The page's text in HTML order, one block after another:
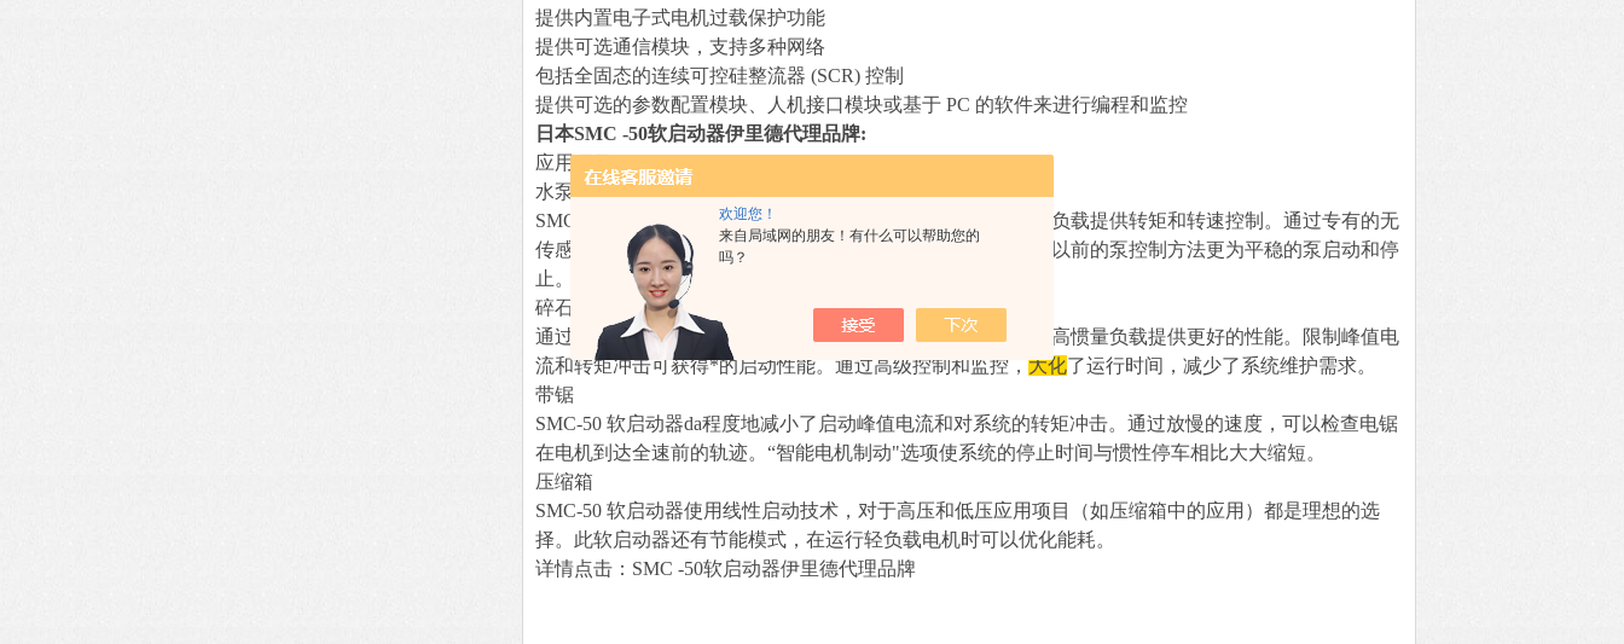
欢迎您！
来自局域网的朋友！有什么可以帮助您的
吗？
提供内置电子式电机过载保护功能
提供可选通信模块，支持多种网络
包括全固态的连续可控硅整流器 (SCR) 控制
提供可选的参数配置模块、人机接口模块或基于 PC 的软件来进行编程和监控
日本SMC -50软启动器伊里德代理品牌:
应用项目：
水泵
SMC-50 软启动器使用新的软启动技术为启动离心泵和高惯量负载提供转矩和转速控制。通过专有的无
传感转速感应和电机控制算法，SMC-50 软启动器可以提供比以前的泵控制方法更为平稳的泵启动和停
止。
碎石机
通过线性加速技术和转矩控制，SMC-50 软启动器为碎石机等高惯量负载提供更好的性能。限制峰值电
流和转矩冲击可获得*的启动性能。通过高级控制和监控， 大化了运行时间，减少了系统维护需求。
带锯
SMC-50 软启动器da程度地减小了启动峰值电流和对系统的转矩冲击。通过放慢的速度，可以检查电锯
在电机到达全速前的轨迹。“智能电机制动"选项使系统的停止时间与惯性停车相比大大缩短。
压缩箱
SMC-50 软启动器使用线性启动技术，对于高压和低压应用项目（如压缩箱中的应用）都是理想的选
择。此软启动器还有节能模式，在运行轻负载电机时可以优化能耗。
详情点击：SMC -50软启动器伊里德代理品牌